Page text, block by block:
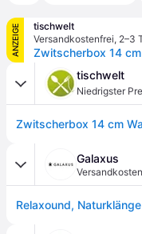
ANZEIGE
tischwelt
Versandkostenfrei, 2–3
Zwitscherbox 14
tischwelt
Niedrigster
Zwitscherbox 14 cm
Galaxus
Relaxound,